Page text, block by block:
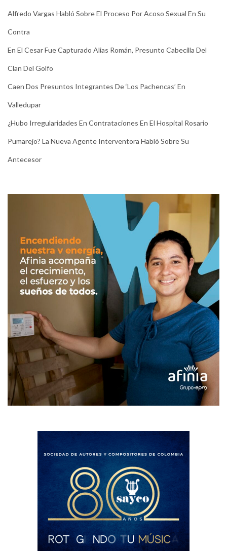
Alfredo Vargas Habló Sobre El Proceso Por Acoso Sexual En Su
Contra
En El Cesar Fue Capturado Alias Román, Presunto Cabecilla Del
Clan Del Golfo
Caen Dos Presuntos Integrantes De ‘Los Pachencas’ En
Valledupar
¿Hubo Irregularidades En Contrataciones En El Hospital Rosario
Pumarejo? La Nueva Agente Interventora Habló Sobre Su
Antecesor